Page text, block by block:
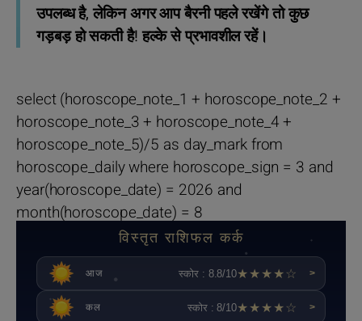
उपलब्ध है, लेकिन अगर आप बैरनी पहले रखेंगे तो कुछ
गड़बड़ हो सकती है! हल्के से प्रभावशील रहें।
select (horoscope_note_1 + horoscope_note_2 +
horoscope_note_3 + horoscope_note_4 +
horoscope_note_5)/5 as day_mark from
horoscope_daily where horoscope_sign = 3 and
year(horoscope_date) = 2026 and
month(horoscope_date) = 8
विस्तृत राशिफल कर्क
आज स्कोर : 8.8/10★★★★☆ >
कल स्कोर : 8/10★★★★☆ >